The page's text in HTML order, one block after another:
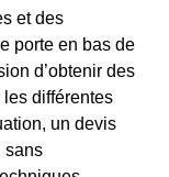
et des
porte en bas de
d’obtenir des
différentes
un devis
sans